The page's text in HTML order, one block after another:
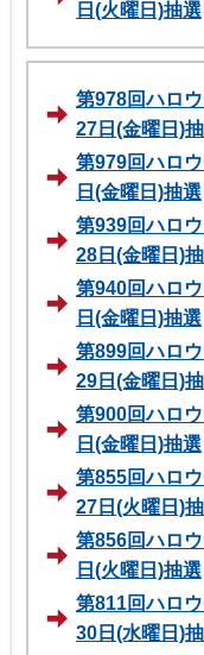
日(火曜日)抽選
第978回ハロ
27日(金曜日)
第979回ハロ
日(金曜日)抽選
第939回ハロ
28日(金曜日)
第940回ハロ
日(金曜日)抽選
第899回ハロ
29日(金曜日)
第900回ハロ
日(金曜日)抽選
第855回ハロ
27日(火曜日)
第856回ハロ
日(火曜日)抽選
第811回ハロ
30日(水曜日)